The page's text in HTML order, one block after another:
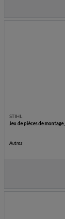
STIHL
Jeu de pièces de
Autres